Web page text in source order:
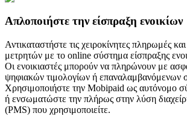
Απλοποιήστε την είσπραξη ενοικίων
Αντικαταστήστε τις χειροκίνητες πληρωμές και
μετρητών με το online σύστημα είσπραξης
Οι ενοικιαστές μπορούν να πληρώνουν με
ψηφιακών τιμολογίων ή επαναλαμβανόμενων
Χρησιμοποιήστε την Mobipaid ως αυτόνομο
ή ενσωματώστε την πλήρως στην λύση
(PMS) που χρησιμοποιείτε.